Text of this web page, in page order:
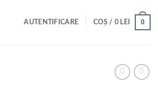
AUTENTIFICARE COȘ / 0 LEI 0